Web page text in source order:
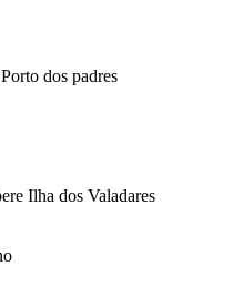
dos padres
Ilha dos Valadares